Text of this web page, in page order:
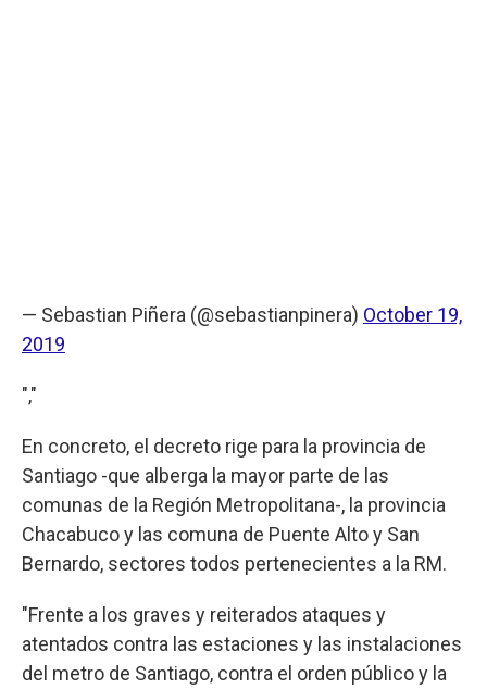
— Sebastian Piñera (@sebastianpinera) October 19,
2019
","
En concreto, el decreto rige para la provincia de
Santiago -que alberga la mayor parte de las
comunas de la Región Metropolitana-, la provincia
Chacabuco y las comuna de Puente Alto y San
Bernardo, sectores todos pertenecientes a la RM.
"Frente a los graves y reiterados ataques y
atentados contra las estaciones y las instalaciones
del metro de Santiago, contra el orden público y la